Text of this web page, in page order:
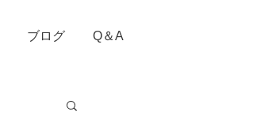
ブログ Q＆A